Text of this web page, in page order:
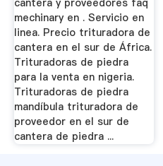
cantera y proveedores faq
mechinary en . Servicio en
linea. Precio trituradora de
cantera en el sur de África.
Trituradoras de piedra
para la venta en nigeria.
Trituradoras de piedra
mandíbula trituradora de
proveedor en el sur de
cantera de piedra ...